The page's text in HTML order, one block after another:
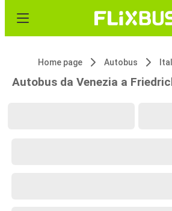
Home page Autobus
Autobus da Venezia a